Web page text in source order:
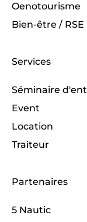
Oenotourisme
Bien-être / RSE
Services
Séminaire
Event
Location
Traiteur
Partenaires
5 Nautic